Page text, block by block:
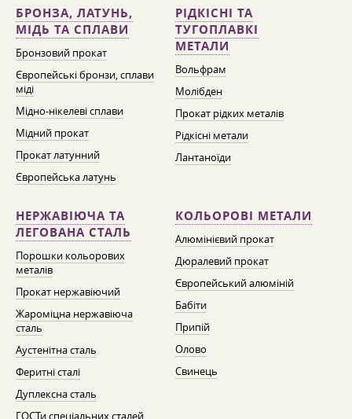
БРОНЗА, ЛАТУНЬ,
МІДЬ ТА СПЛАВИ
Бронзовий прокат
Європейські бронзи, сплави
міді
Мідно-нікелеві сплави
Мідний прокат
Прокат латунний
Європейська латунь
РІДКІСНІ ТА
ТУГОПЛАВКІ
МЕТАЛИ
Вольфрам
Молібден
Прокат рідких металів
Рідкісні метали
Лантаноїди
НЕРЖАВІЮЧА ТА
ЛЕГОВАНА СТАЛЬ
Порошки кольорових
металів
Прокат нержавіючий
Жароміцна нержавіюча
сталь
Аустенітна сталь
Феритні сталі
Дуплексна сталь
ГОСТи спеціальних сталей
КОЛЬОРОВІ МЕТАЛИ
Алюмінієвий прокат
Дюралевий прокат
Європейський алюміній
Бабіти
Припій
Олово
Свинець